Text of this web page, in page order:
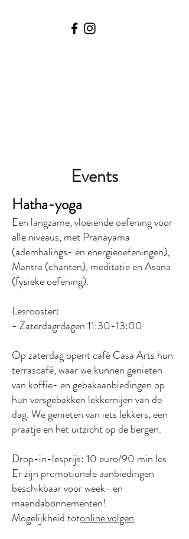
Events
Hatha-yoga
Een langzame, vloeiende oefening voor
alle niveaus, met Pranayama
(ademhalings- en energieoefeningen),
Mantra (chanten), meditatie en Asana
(fysieke oefening).
Lesrooster:
- Zaterdagrdagen 11:30-13:00
Op zaterdag opent café Casa Arts hun
terrascafé, waar we kunnen genieten
van koffie- en gebakaanbiedingen op
hun versgebakken lekkernijen van de
dag. We genieten van iets lekkers, een
praatje en het uitzicht op de bergen.
Drop-in-lesprijs: 10 euro/90 min les
Er zijn promotionele aanbiedingen
beschikbaar voor week- en
maandabonnementen!
Mogelijkheid totonline volgen